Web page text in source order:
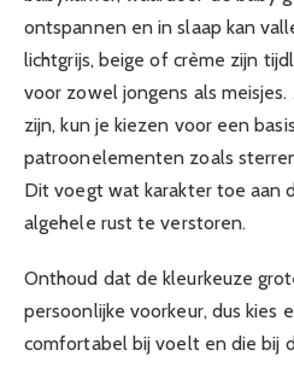
ontspannen en in slaap kan
lichtgrijs, beige of crème zijn
voor zowel jongens als
zijn, kun je kiezen voor een
patroonelementen zoals
Dit voegt wat karakter toe aan
algehele rust te verstoren.
Onthoud dat de kleurkeuze
persoonlijke voorkeur, dus kies
comfortabel bij voelt en die bij